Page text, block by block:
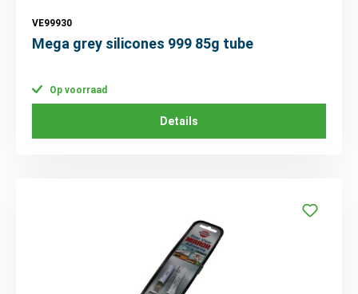
VE99930
Mega grey silicones 999 85g tube
Op voorraad
Details